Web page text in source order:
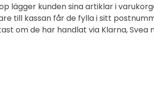
lägger kunden sina artiklar i
till kassan får de fylla i sitt
om de har handlat via Klarna, Svea